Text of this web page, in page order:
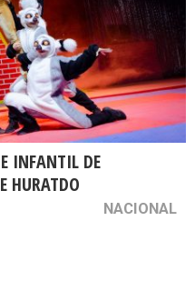
INFANTIL DE
HURATDO
NACIONAL